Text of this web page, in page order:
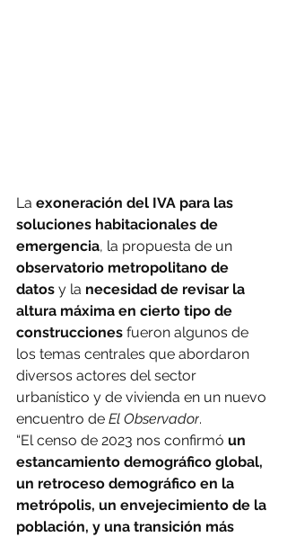
La exoneración del IVA para las
soluciones habitacionales de
emergencia, la propuesta de un
observatorio metropolitano de
datos y la necesidad de revisar la
altura máxima en cierto tipo de
construcciones fueron algunos de
los temas centrales que abordaron
diversos actores del sector
urbanístico y de vivienda en un nuevo
encuentro de El Observador.
“El censo de 2023 nos confirmó un
estancamiento demográfico global,
un retroceso demográfico en la
metrópolis, un envejecimiento de la
población, y una transición más